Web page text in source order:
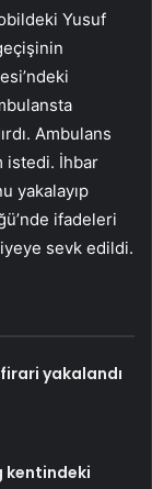
Yusuf
Ambulans
istedi. İhbar
yakalayıp
ifadeleri
sevk edildi.
firari yakalandı
kentindeki